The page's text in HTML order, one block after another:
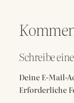
Schreibe
Deine E-Mail-
Erforderliche